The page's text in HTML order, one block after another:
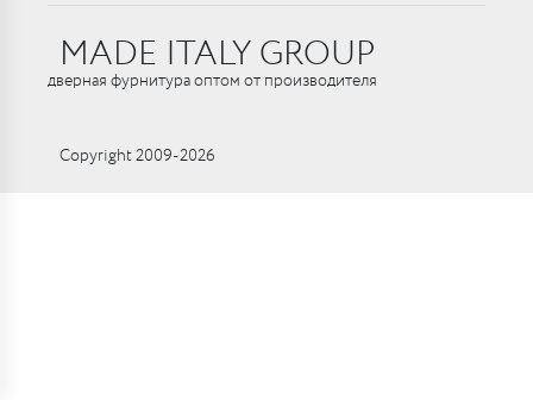
MADE ITALY GROUP
дверная фурнитура оптом от производителя
Copyright 2009-2026